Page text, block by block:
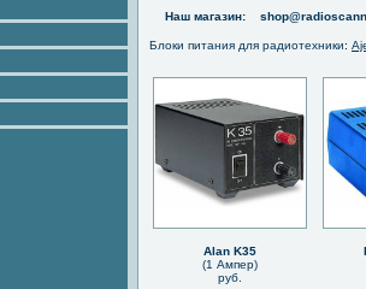
Наш магазин:
Блоки питания для радиотехники:
Alan K35
(1 Ампер)
руб.